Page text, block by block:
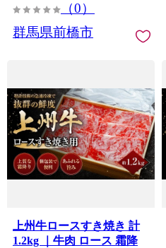
（0）
群馬県前橋市
上州牛ロースすき焼き 計
1.2kg ｜牛肉 ロース 霜降